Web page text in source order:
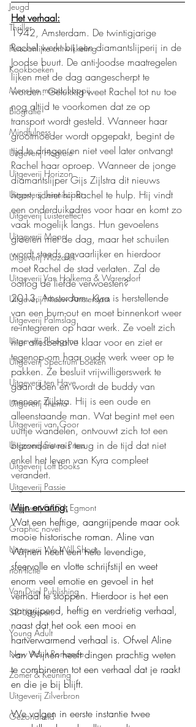
Jeugd
Thriller
Persoonlijke ontwikkeling
Kookboeken
Mens en maatschappij
Biografie
Mindfulness
Uitgeverij Hogrefe
Uitgeverij Horizon
Uitgeverij Lemniscaat
Uitgeverij Luistereffect
Uitgeverij Moon
Uitgeverij Mozaïek
Uitgeverij Van Holkema & Warendorf
Uitgeverij Nieuw Amsterdam
Uitgeverij Palmslag
Uitgeverij Ploegsma
Uitgeverij Spectrum boeken
Uitgeverij ten Have
Uitgeverij Thema
Uitgeverij van Goor
Uitgeverij Sisters Press
Uitgeverij Loft Books
Uitgeverij Passie
Uitgeverij SAGA Egmont
Graphic novel
Uitgeverij We Will Shoot
non-fictie
Van Driel Publishing
S2 Uitgevers
Young Adult
New Adult Romance
Zomer & Keuning
Uitgeverij Zilverbron
Gezondheid
Het verhaal:
1942, Amsterdam. De twintigjarige
Rachel werkt bij een diamantslijperij in de
Joodse buurt. De anti-Joodse maatregelen
lijken met de dag aangescherpt te
worden. Gelukkig weet Rachel tot nu toe
nog altijd te voorkomen dat ze op
transport wordt gesteld. Wanneer haar
grootmoeder wordt opgepakt, begint de
tijd te dringen en niet veel later ontvangt
Rachel haar oproep. Wanneer de jonge
diamantslijper Gijs Zijlstra dit nieuws
hoort, schiet hij Rachel te hulp. Hij vindt
een onderduikadres voor haar en komt zo
vaak mogelijk langs. Hun gevoelens
groeien met de dag, maar het schuilen
wordt steeds gevaarlijker en hierdoor
moet Rachel de stad verlaten. Zal de
oorlog de liefde verwoesten?
2013, Amsterdam. Kyra is herstellende
van een burn-out en moet binnenkort weer
re-integreren op haar werk. Ze voelt zich
hier allesbehalve klaar voor en ziet er
tegenop om haar oude werk weer op te
pakken. Ze besluit vrijwilligerswerk te
gaan doen en wordt de buddy van
meneer Zijlstra. Hij is een oude en
alleenstaande man. Wat begint met een
uurtje wandelen, ontvouwt zich tot een
bijzondere reis terug in de tijd dat niet
enkel het leven van Kyra compleet
verandert.
Mijn ervaring:
Wat een heftige, aangrijpende maar ook
mooie historische roman. Aline van
Wijnen heeft een hele levendige,
sfeervolle en vlotte schrijfstijl en weet
enorm veel emotie en gevoel in het
verhaal te stoppen. Hierdoor is het een
aangrijpend, heftig en verdrietig verhaal,
naast dat het ook een mooi en
hartverwarmend verhaal is. Ofwel Aline
van Wijnen heeft dingen prachtig weten
te combineren tot een verhaal dat je raakt
en die je bij blijft.
We volgen in eerste instantie twee